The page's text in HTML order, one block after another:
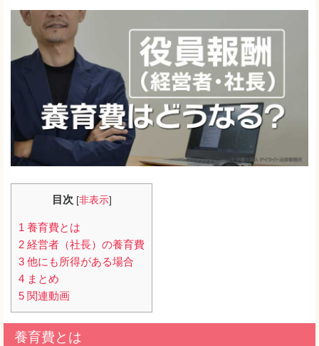
目次 [非表示]
1 養育費とは
2 経営者（社長）の養育費
3 他にも所得がある場合
4 まとめ
5 関連動画
養育費とは